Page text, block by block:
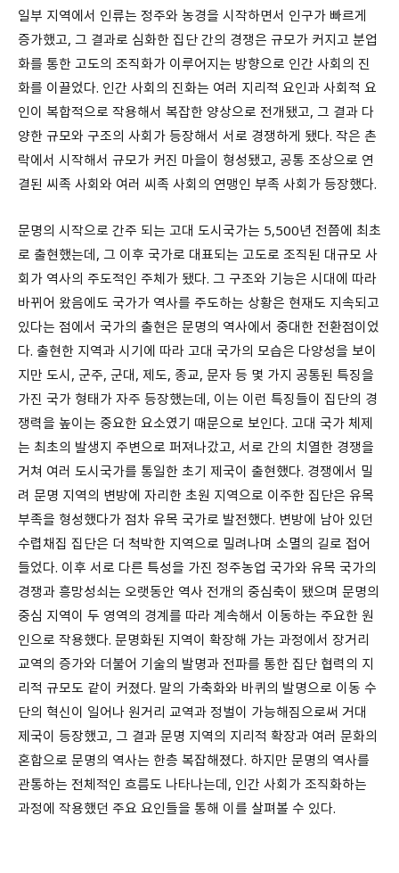
일부 지역에서 인류는 정주와 농경을 시작하면서 인구가 빠르게
증가했고, 그 결과로 심화한 집단 간의 경쟁은 규모가 커지고 분업
화를 통한 고도의 조직화가 이루어지는 방향으로 인간 사회의 진
화를 이끌었다. 인간 사회의 진화는 여러 지리적 요인과 사회적 요
인이 복합적으로 작용해서 복잡한 양상으로 전개됐고, 그 결과 다
양한 규모와 구조의 사회가 등장해서 서로 경쟁하게 됐다. 작은 촌
락에서 시작해서 규모가 커진 마을이 형성됐고, 공통 조상으로 연
결된 씨족 사회와 여러 씨족 사회의 연맹인 부족 사회가 등장했다.
문명의 시작으로 간주 되는 고대 도시국가는 5,500년 전쯤에 최초
로 출현했는데, 그 이후 국가로 대표되는 고도로 조직된 대규모 사
회가 역사의 주도적인 주체가 됐다. 그 구조와 기능은 시대에 따라
바뀌어 왔음에도 국가가 역사를 주도하는 상황은 현재도 지속되고
있다는 점에서 국가의 출현은 문명의 역사에서 중대한 전환점이었
다. 출현한 지역과 시기에 따라 고대 국가의 모습은 다양성을 보이
지만 도시, 군주, 군대, 제도, 종교, 문자 등 몇 가지 공통된 특징을
가진 국가 형태가 자주 등장했는데, 이는 이런 특징들이 집단의 경
쟁력을 높이는 중요한 요소였기 때문으로 보인다. 고대 국가 체제
는 최초의 발생지 주변으로 퍼져나갔고, 서로 간의 치열한 경쟁을
거쳐 여러 도시국가를 통일한 초기 제국이 출현했다. 경쟁에서 밀
려 문명 지역의 변방에 자리한 초원 지역으로 이주한 집단은 유목
부족을 형성했다가 점차 유목 국가로 발전했다. 변방에 남아 있던
수렵채집 집단은 더 척박한 지역으로 밀려나며 소멸의 길로 접어
들었다. 이후 서로 다른 특성을 가진 정주농업 국가와 유목 국가의
경쟁과 흥망성쇠는 오랫동안 역사 전개의 중심축이 됐으며 문명의
중심 지역이 두 영역의 경계를 따라 계속해서 이동하는 주요한 원
인으로 작용했다. 문명화된 지역이 확장해 가는 과정에서 장거리
교역의 증가와 더불어 기술의 발명과 전파를 통한 집단 협력의 지
리적 규모도 같이 커졌다. 말의 가축화와 바퀴의 발명으로 이동 수
단의 혁신이 일어나 원거리 교역과 정벌이 가능해짐으로써 거대
제국이 등장했고, 그 결과 문명 지역의 지리적 확장과 여러 문화의
혼합으로 문명의 역사는 한층 복잡해졌다. 하지만 문명의 역사를
관통하는 전체적인 흐름도 나타나는데, 인간 사회가 조직화하는
과정에 작용했던 주요 요인들을 통해 이를 살펴볼 수 있다.